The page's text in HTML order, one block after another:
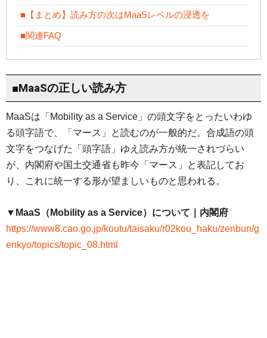
■【まとめ】読み方の次はMaaSレベルの浸透を
■関連FAQ
■MaaSの正しい読み方
MaaSは「Mobility as a Service」の頭文字をとったいわゆ
る頭字語で、「マース」と読むのが一般的だ。合成語の頭
文字をつなげた「頭字語」ゆえ読み方が統一されづらい
が、内閣府や国土交通省も昨今「マース」と表記してお
り、これに統一する形が望ましいものと思われる。
▼MaaS（Mobility as a Service）について｜内閣府
https://www8.cao.go.jp/koutu/taisaku/r02kou_haku/zenbun/g
enkyo/topics/topic_08.html